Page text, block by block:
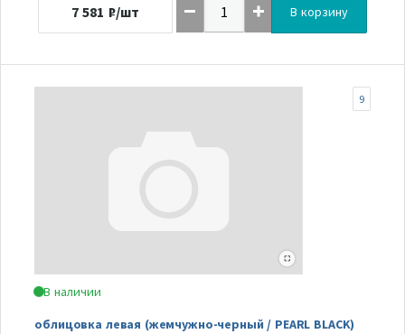
7 581 ₽/шт В корзину
В наличии
облицовка левая (жемчужно-черный / PEARL BLACK)
9